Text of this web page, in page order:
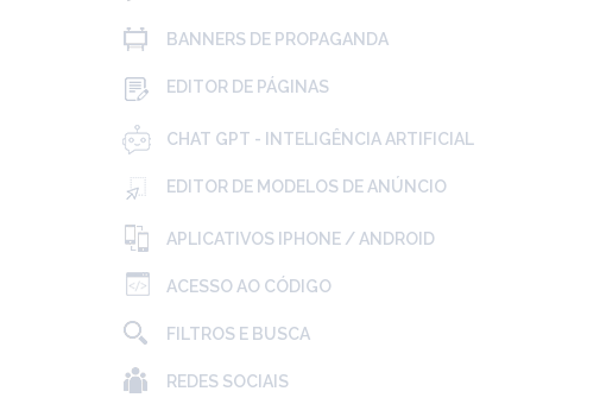
BANNERS DE PROPAGANDA
EDITOR DE PÁGINAS
CHAT GPT - INTELIGÊNCIA ARTIFICIAL
EDITOR DE MODELOS DE ANÚNCIO
APLICATIVOS IPHONE / ANDROID
ACESSO AO CÓDIGO
FILTROS E BUSCA
REDES SOCIAIS